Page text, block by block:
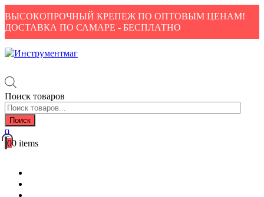
ВЫСОКОПРОЧНЫЙ КРЕПЕЖ ПО ОПТОВЫМ ЦЕНАМ!
ДОСТАВКА ПО САМАРЕ - БЕСПЛАТНО
Поиск товаров
Поиск
0
00 items